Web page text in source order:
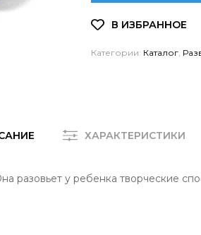
Категории: Каталог
ХАРАКТЕРИСТИКИ
разовьет у ребенка творческие